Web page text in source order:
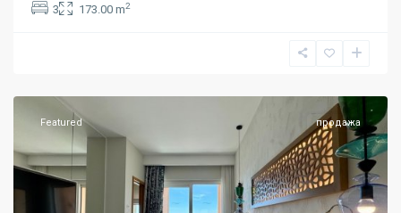
3 173.00 m2
Featured продажа